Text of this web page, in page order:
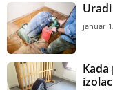
januar